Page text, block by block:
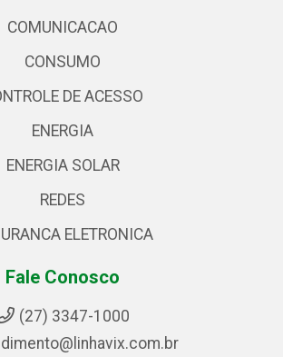
COMUNICACAO
CONSUMO
DE ACESSO
ENERGIA
ENERGIA SOLAR
REDES
ELETRONICA
Fale Conosco
(27) 3347-1000